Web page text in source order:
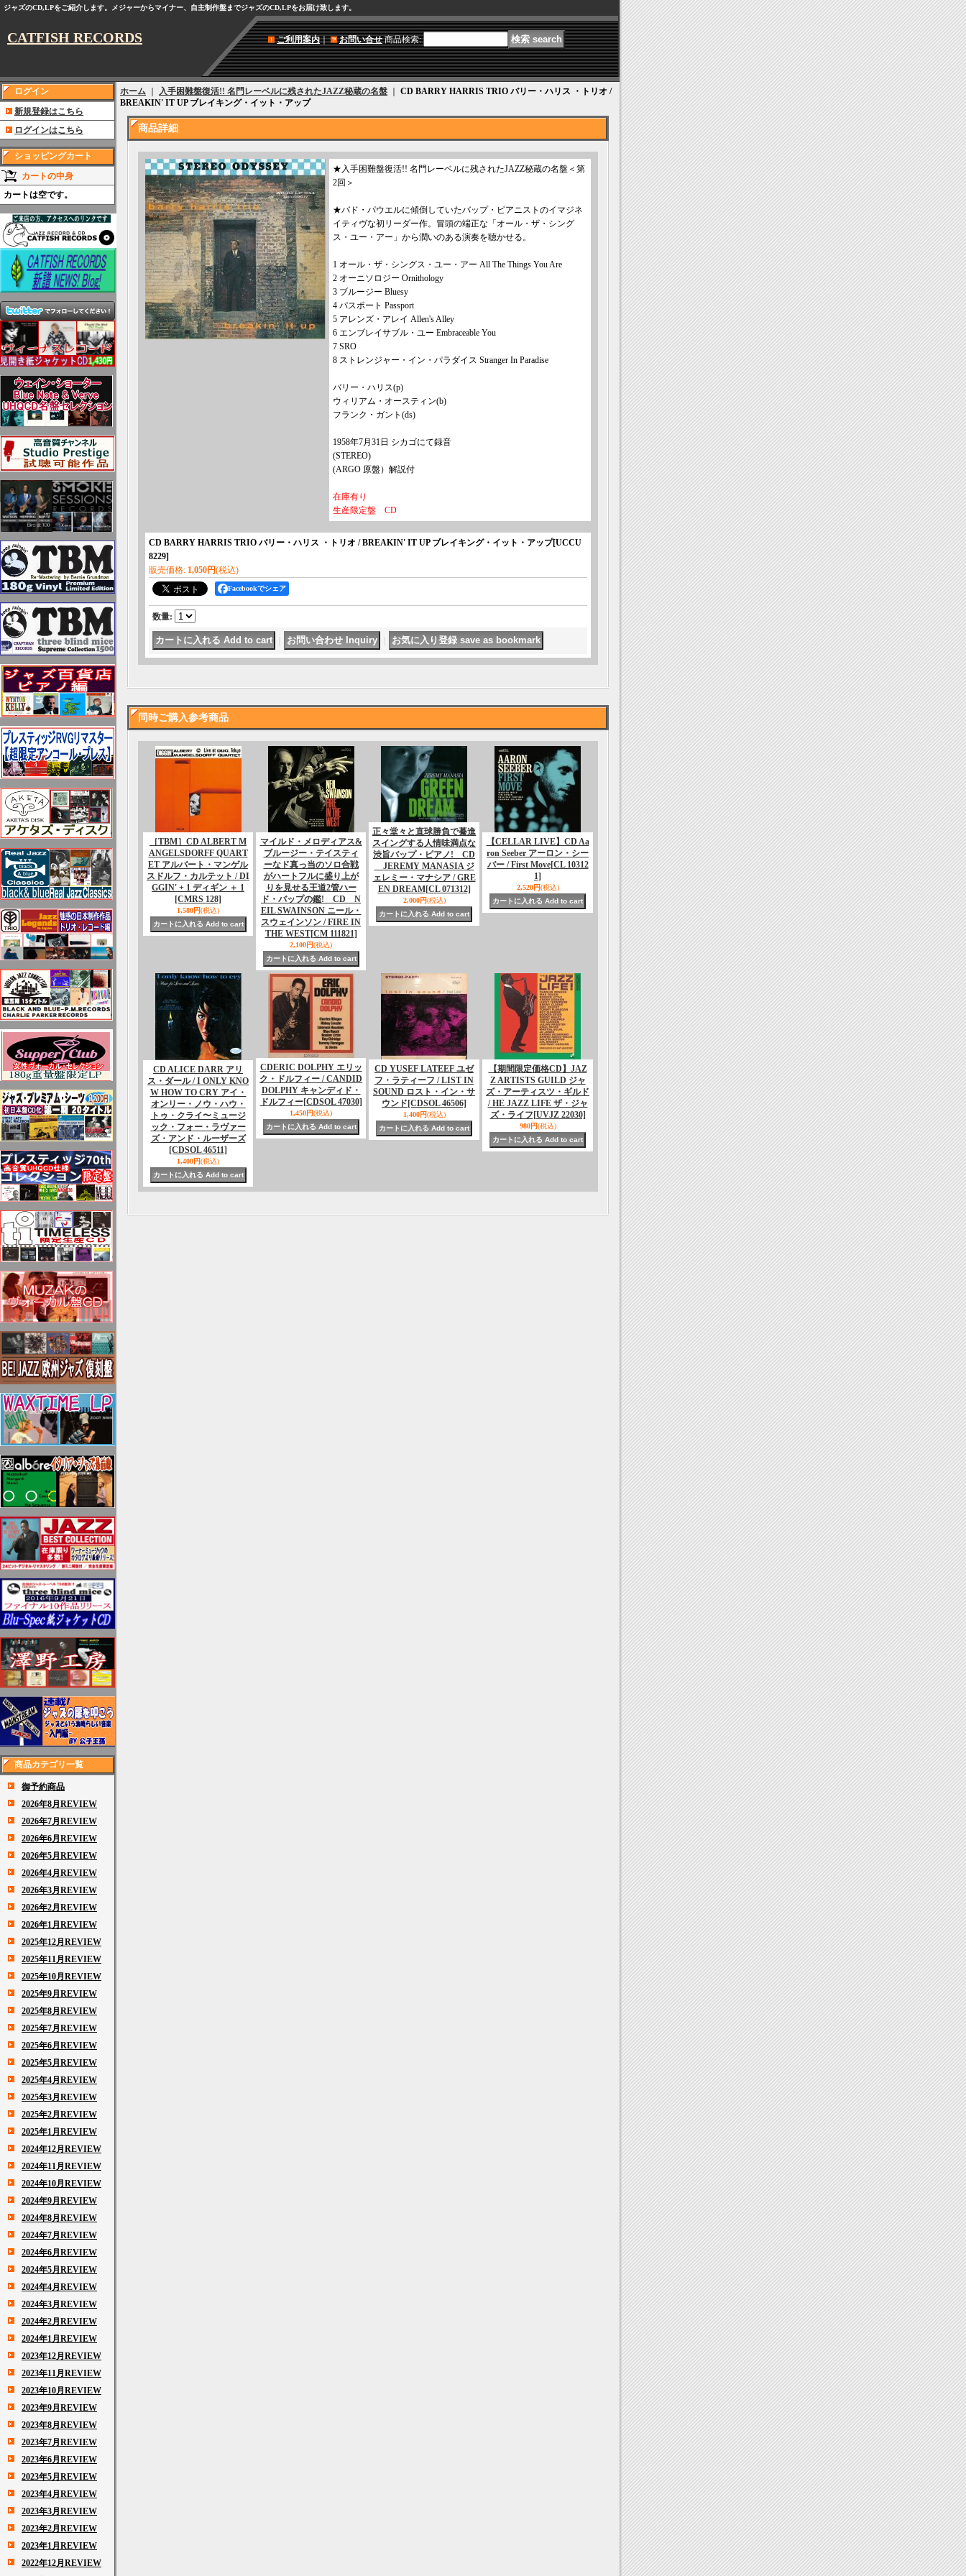
ジャズのCD,LPをご紹介します。メジャーからマイナー、自主制作盤までジャズのCD,LPをお届け致します。
CATFISH RECORDS ご利用案内｜ お問い合せ 商品検索:
ログイン
新規登録はこちら
ログインはこちら
ショッピングカート
カートの中身
カートは空です。
商品カテゴリ一覧
御予約商品
2026年8月REVIEW
2026年7月REVIEW
2026年6月REVIEW
2026年5月REVIEW
2026年4月REVIEW
2026年3月REVIEW
2026年2月REVIEW
2026年1月REVIEW
2025年12月REVIEW
2025年11月REVIEW
2025年10月REVIEW
2025年9月REVIEW
2025年8月REVIEW
2025年7月REVIEW
2025年6月REVIEW
2025年5月REVIEW
2025年4月REVIEW
2025年3月REVIEW
2025年2月REVIEW
2025年1月REVIEW
2024年12月REVIEW
2024年11月REVIEW
2024年10月REVIEW
2024年9月REVIEW
2024年8月REVIEW
2024年7月REVIEW
2024年6月REVIEW
2024年5月REVIEW
2024年4月REVIEW
2024年3月REVIEW
2024年2月REVIEW
2024年1月REVIEW
2023年12月REVIEW
2023年11月REVIEW
2023年10月REVIEW
2023年9月REVIEW
2023年8月REVIEW
2023年7月REVIEW
2023年6月REVIEW
2023年5月REVIEW
2023年4月REVIEW
2023年3月REVIEW
2023年2月REVIEW
2023年1月REVIEW
2022年12月REVIEW
ホーム 入手困難盤復活!! 名門レーベルに残されたJAZZ秘蔵の名盤
CD BARRY HARRIS TRIO バリー・ハリス ・トリオ /
BREAKIN' IT UP ブレイキング・イット・アップ
商品詳細
★入手困難盤復活!! 名門レーベルに残されたJAZZ秘蔵の名盤＜第
2回＞
★バド・パウエルに傾倒していたバップ・ピアニストのイマジネ
イティヴな初リーダー作。冒頭の端正な「オール・ザ・シング
ス・ユー・アー」から潤いのある演奏を聴かせる。
1 オール・ザ・シングス・ユー・アー All The Things You Are
2 オーニソロジー Ornithology
3 ブルージー Bluesy
4 パスポート Passport
5 アレンズ・アレイ Allen's Alley
6 エンブレイサブル・ユー Embraceable You
7 SRO
8 ストレンジャー・イン・パラダイス Stranger In Paradise
バリー・ハリス(p)
ウィリアム・オースティン(b)
フランク・ガント(ds)
1958年7月31日 シカゴにて録音
(STEREO)
(ARGO 原盤）解説付
在庫有り
生産限定盤 CD
CD BARRY HARRIS TRIO バリー・ハリス ・トリオ / BREAKIN' IT UP ブレイキング・イット・アップ[UCCU
8229]
販売価格: 1,050円(税込)
Facebookでシェア
数量:
同時ご購入参考商品
［TBM］CD ALBERT M
ANGELSDORFF QUART
ET アルバート・マンゲル
スドルフ・カルテット / DI
GGIN' + 1 ディギン ＋ 1
[CMRS 128]
1,580円(税込)
マイルド・メロディアス&
ブルージー・テイスティ
ーなド真っ当のソロ合戦
がハートフルに盛り上が
りを見せる王道2管ハー
ド・バップの鑑! CD N
EIL SWAINSON ニール・
スウェインソン / FIRE IN
THE WEST[CM 111821]
2,100円(税込)
正々堂々と直球勝負で驀進
スイングする人情味満点な
渋旨バップ・ピアノ! CD
JEREMY MANASIA ジ
ェレミー・マナシア / GRE
EN DREAM[CL 071312]
2,000円(税込)
【CELLAR LIVE】CD Aa
ron Seeber アーロン・シー
バー / First Move[CL 10312
1]
2,520円(税込)
CD ALICE DARR アリ
ス・ダール / I ONLY KNO
W HOW TO CRY アイ・
オンリー・ノウ・ハウ・
トゥ・クライ〜ミュージ
ック・フォー・ラヴァー
ズ・アンド・ルーザーズ
[CDSOL 46511]
1,400円(税込)
CDERIC DOLPHY エリッ
ク・ドルフィー / CANDID
DOLPHY キャンディド・
ドルフィー[CDSOL 47030]
1,450円(税込)
CD YUSEF LATEEF ユゼ
フ・ラティーフ / LIST IN
SOUND ロスト・イン・サ
ウンド [CDSOL 46506]
1,400円(税込)
【期間限定価格CD】JAZ
Z ARTISTS GUILD ジャ
ズ・アーティスツ・ギルド
/ HE JAZZ LIFE ザ・ジャ
ズ・ライフ [UVJZ 22030]
980円(税込)